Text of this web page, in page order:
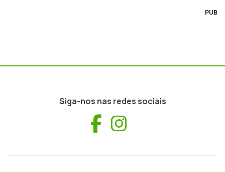
PUB
Siga-nos nas redes sociais
Facebook